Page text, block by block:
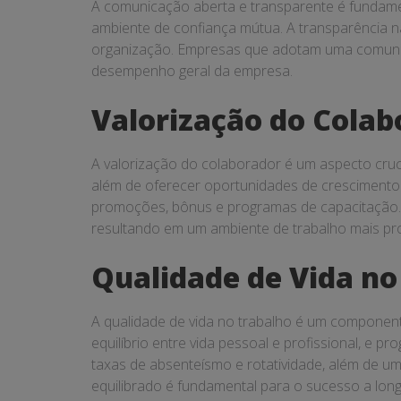
A comunicação aberta e transparente é
ambiente de confiança mútua. A transparência
organização. Empresas que adotam uma
desempenho geral da empresa.
Valorização do
A valorização do colaborador é um aspecto
além de oferecer oportunidades de
promoções, bônus e programas de
resultando em um ambiente de trabalho mais
Qualidade de Vida
A qualidade de vida no trabalho é um
equilíbrio entre vida pessoal e profissional, e
taxas de absenteísmo e rotatividade, além de
equilibrado é fundamental para o sucesso a